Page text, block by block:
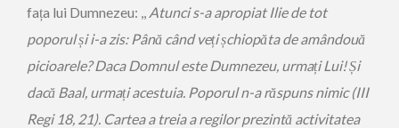
fața lui Dumnezeu: ,, Atunci s-a apropiat Ilie de tot
poporul și i-a zis: Până când veți șchiopăta de amândouă
picioarele? Daca Domnul este Dumnezeu, urmați Lui! Și
dacă Baal, urmați acestuia. Poporul n-a răspuns nimic (III
Regi 18, 21). Cartea a treia a regilor prezintă activitatea